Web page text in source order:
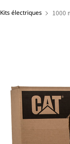
Kits électriques 1000